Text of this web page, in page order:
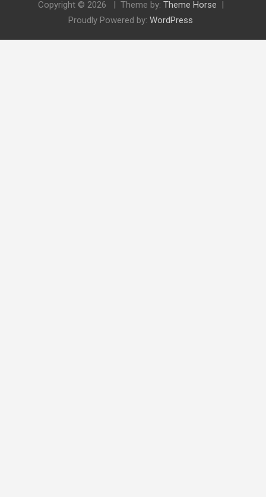
Copyright © 2026 Theme by: Theme Horse
Proudly Powered by: WordPress